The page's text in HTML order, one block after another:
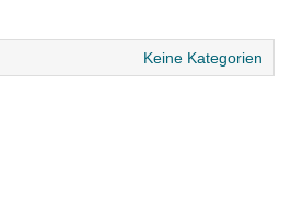
Keine Kategorien